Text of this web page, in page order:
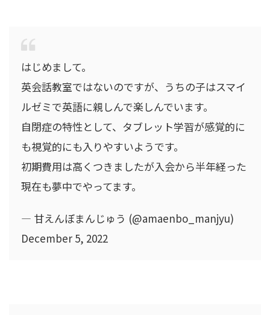
はじめまして。
英会話教室ではないのですが、うちの子はスマイ
ルゼミで英語に親しんで楽しんでいます。
自閉症の特性として、タブレット学習が感覚的に
も視覚的にも入りやすいようです。
初期費用は高くつきましたが入会から半年経った
現在も夢中でやってます。
— 甘えんぼまんじゅう (@amaenbo_manjyu)
December 5, 2022